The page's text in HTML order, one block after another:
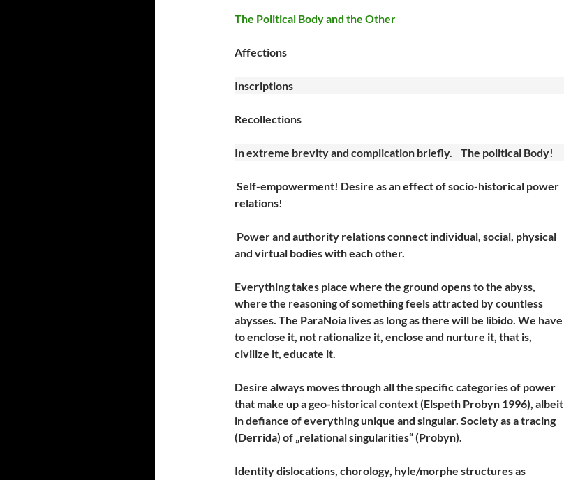
The Political Body and the Other
Affections
Inscriptions
Recollections
In extreme brevity and complication briefly. The political Body!
Self-empowerment! Desire as an effect of socio-historical power
relations!
Power and authority relations connect individual, social, physical
and virtual bodies with each other.
Everything takes place where the ground opens to the abyss,
where the reasoning of something feels attracted by countless
abysses. The ParaNoia lives as long as there will be libido. We have
to enclose it, not rationalize it, enclose and nurture it, that is,
civilize it, educate it.
Desire always moves through all the specific categories of power
that make up a geo-historical context (Elspeth Probyn 1996), albeit
in defiance of everything unique and singular. Society as a tracing
(Derrida) of „relational singularities“ (Probyn).
Identity dislocations, chorology, hyle/morphe structures as